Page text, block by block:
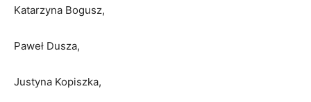
Katarzyna Bogusz,
Paweł Dusza,
Justyna Kopiszka,